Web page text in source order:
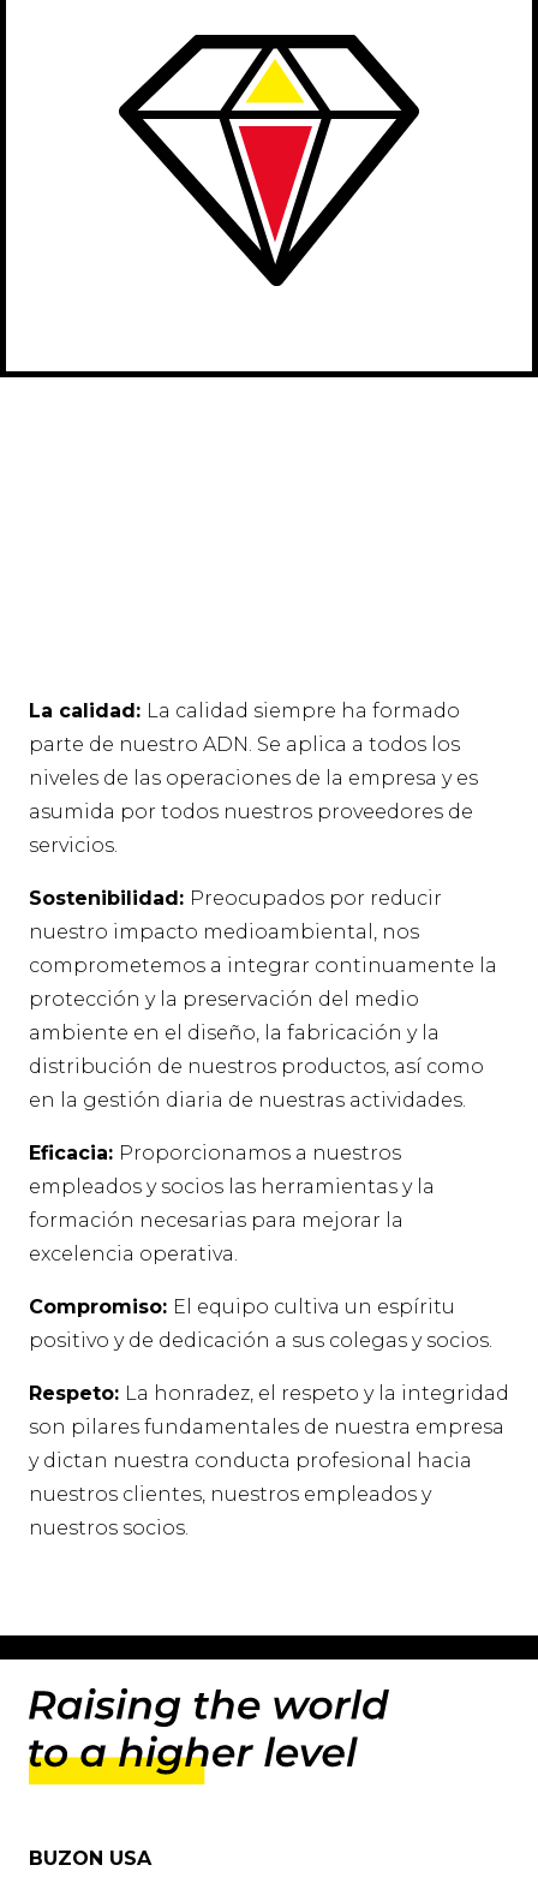
La calidad: La calidad siempre ha formado
parte de nuestro ADN. Se aplica a todos los
niveles de las operaciones de la empresa y es
asumida por todos nuestros proveedores de
servicios.
Sostenibilidad: Preocupados por reducir
nuestro impacto medioambiental, nos
comprometemos a integrar continuamente la
protección y la preservación del medio
ambiente en el diseño, la fabricación y la
distribución de nuestros productos, así como
en la gestión diaria de nuestras actividades.
Eficacia: Proporcionamos a nuestros
empleados y socios las herramientas y la
formación necesarias para mejorar la
excelencia operativa.
Compromiso: El equipo cultiva un espíritu
positivo y de dedicación a sus colegas y socios.
Respeto: La honradez, el respeto y la integridad
son pilares fundamentales de nuestra empresa
y dictan nuestra conducta profesional hacia
nuestros clientes, nuestros empleados y
nuestros socios.
BUZON USA